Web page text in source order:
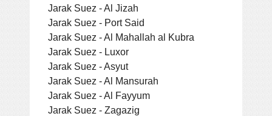
Jarak Suez - Al Jizah
Jarak Suez - Port Said
Jarak Suez - Al Mahallah al Kubra
Jarak Suez - Luxor
Jarak Suez - Asyut
Jarak Suez - Al Mansurah
Jarak Suez - Al Fayyum
Jarak Suez - Zagazig